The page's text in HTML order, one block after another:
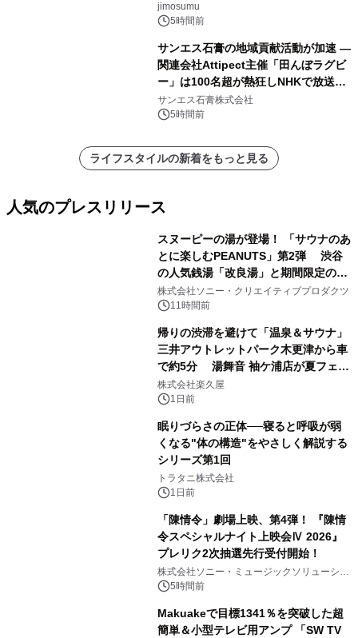
jimosumu
5時間前
サンエス石膏の地域貢献活動が加速 ―
関連会社Attipect主催「田んぼラグビ
ー」は100名超が熱狂しNHKで放送さ
れました。
サンエス石膏株式会社
5時間前
ライフスタイルの新着をもっと見る
人気のプレスリリース
スヌーピーの湯が登場！ 「サウナのあ
とに楽しむPEANUTS」第2弾 渋谷
の人気銭湯「改良湯」と期間限定のコ
ラボレーション サウナイキタイコラ
ボグッズも発売決定！
株式会社ソニー・クリエイティブプロダクツ
11時間前
帰りの渋滞を避けて「温泉＆サウナ」
三井アウトレットパーク木更津から車
で約5分 湯舞音 袖ケ浦店が夏フェア
メニューを提供
株式会社楽久屋
1日前
眠りづらさの正体──寝ると呼吸が弱
くなる"体の構造"をやさしく解説する
シリーズ第1回
トラタニ株式会社
1日前
「陳情令」劇場上映、第4弾！ 『陳情
令スペシャルナイト上映会Ⅳ 2026』
プレリク2次抽選先行受付開始！
株式会社ソニー・ミュージックソリューショ
ンズ5時間前
Makuakeで目標1341％を突破した超
簡単＆小型テレビ用アンプ 「SW TV